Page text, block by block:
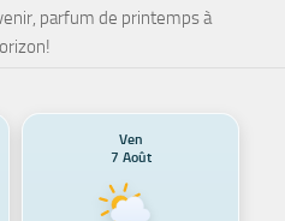
parfum de printemps à
Ven
7 Août